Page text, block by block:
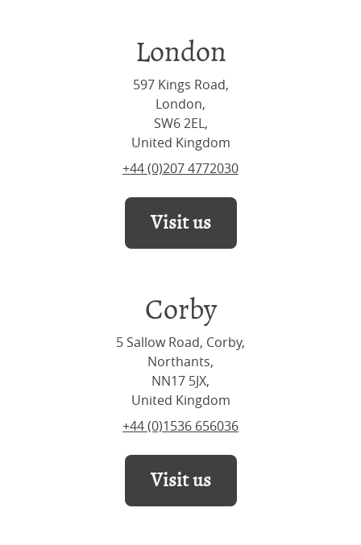
London
597 Kings Road,
London,
SW6 2EL,
United Kingdom
+44 (0)207 4772030
Visit us
Corby
5 Sallow Road, Corby,
Northants,
NN17 5JX,
United Kingdom
+44 (0)1536 656036
Visit us